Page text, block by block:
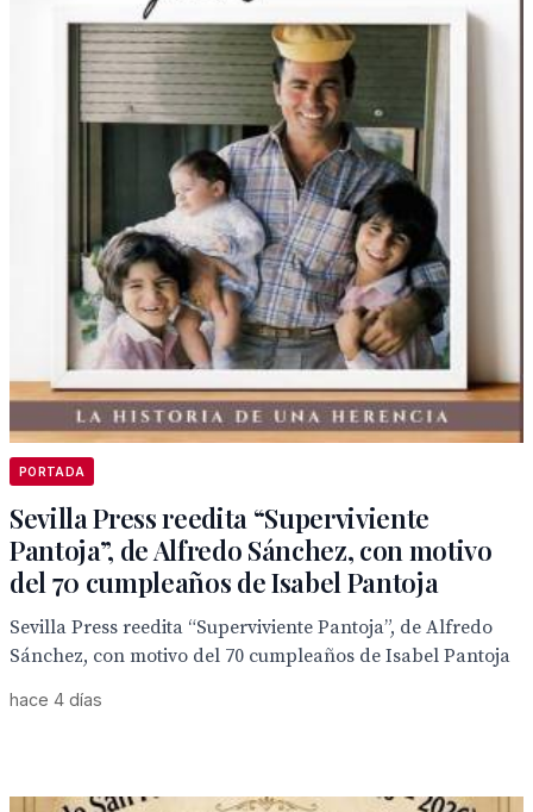
PORTADA
Sevilla Press reedita “Superviviente
Pantoja”, de Alfredo Sánchez, con motivo
del 70 cumpleaños de Isabel Pantoja
Sevilla Press reedita “Superviviente Pantoja”, de Alfredo
Sánchez, con motivo del 70 cumpleaños de Isabel Pantoja
hace 4 días